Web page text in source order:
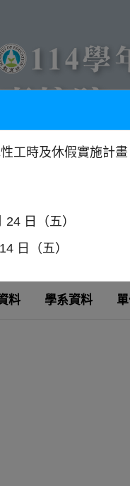
校
料 學系資料
工時及休假實施計
日（五）
日（五）